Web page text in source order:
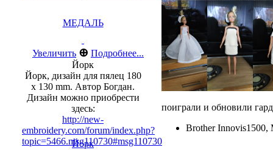
МЕДАЛЬ
Увеличить ⊕ Подробнее...
Йорк
Йорк, дизайн для пялец 180
х 130 mm. Автор Богдан.
Дизайн можно приобрести
здесь:
http://new-
embroidery.com/forum/index.php?
topic=5466.msg110730#msg110730
Йорк
поиграли и обновили
Brother Innovis1500,